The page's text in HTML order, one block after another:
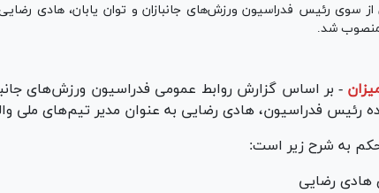
سوی رئیس فدراسیون ورزش‌های جانبازان و توان یابان، هادی
شد.
- بر اساس گزارش روابط عمومی فدراسیون ورزش‌های
رئیس فدراسیون، هادی رضایی به عنوان مدیر تیم‌های ملی
به شرح زیر است:
هادی رضایی